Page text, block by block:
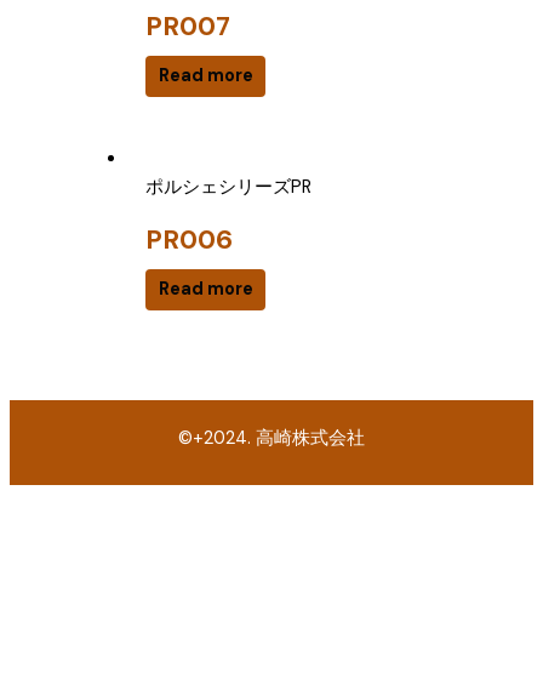
PR007
Read more
ポルシェシリーズPR
PR006
Read more
©+2024. 高崎株式会社